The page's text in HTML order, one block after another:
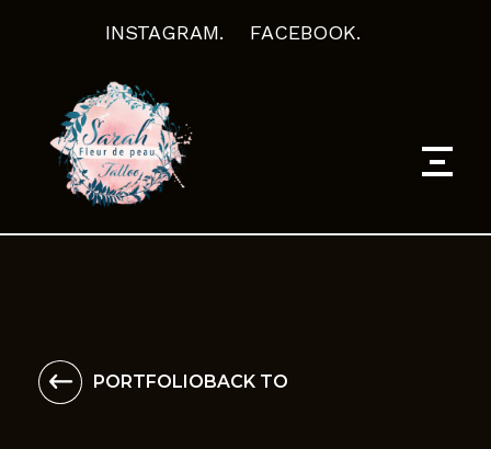
INSTAGRAM. FACEBOOK.
PORTFOLIO